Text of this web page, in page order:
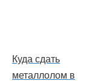
Куда сдать
металлолом в